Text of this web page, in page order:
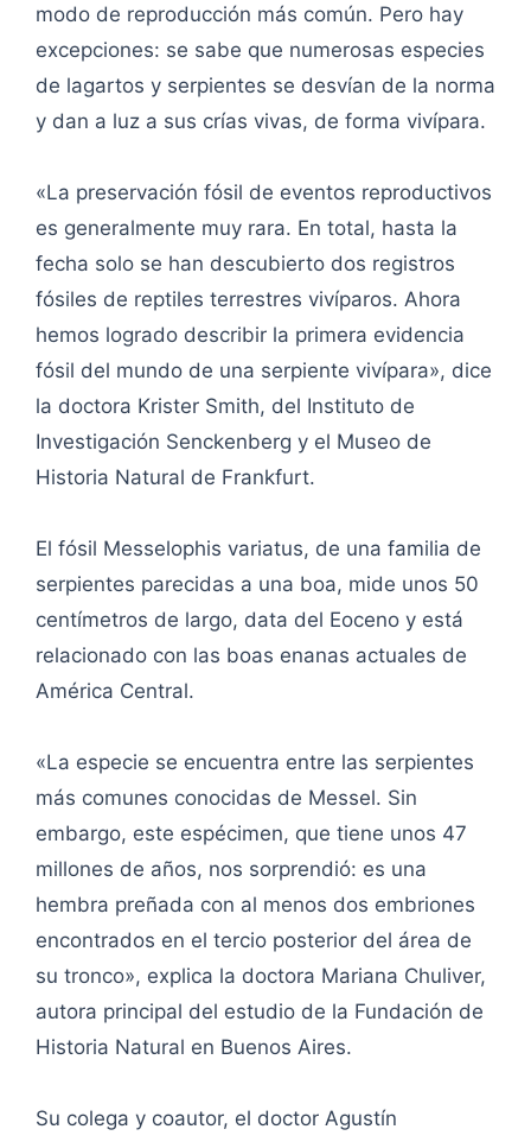
modo de reproducción más común. Pero hay
excepciones: se sabe que numerosas especies
de lagartos y serpientes se desvían de la norma
y dan a luz a sus crías vivas, de forma vivípara.
«La preservación fósil de eventos reproductivos
es generalmente muy rara. En total, hasta la
fecha solo se han descubierto dos registros
fósiles de reptiles terrestres vivíparos. Ahora
hemos logrado describir la primera evidencia
fósil del mundo de una serpiente vivípara», dice
la doctora Krister Smith, del Instituto de
Investigación Senckenberg y el Museo de
Historia Natural de Frankfurt.
El fósil Messelophis variatus, de una familia de
serpientes parecidas a una boa, mide unos 50
centímetros de largo, data del Eoceno y está
relacionado con las boas enanas actuales de
América Central.
«La especie se encuentra entre las serpientes
más comunes conocidas de Messel. Sin
embargo, este espécimen, que tiene unos 47
millones de años, nos sorprendió: es una
hembra preñada con al menos dos embriones
encontrados en el tercio posterior del área de
su tronco», explica la doctora Mariana Chuliver,
autora principal del estudio de la Fundación de
Historia Natural en Buenos Aires.
Su colega y coautor, el doctor Agustín